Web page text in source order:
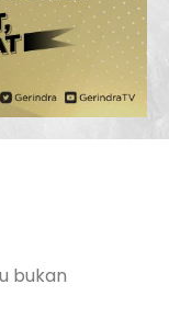
bukan